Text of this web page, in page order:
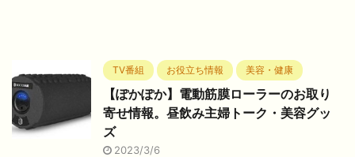
TV番組 お役立ち情報 美容・健康
【ぽかぽか】電動筋膜ローラーのお取り
寄せ情報。昼飲み主婦トーク・美容グッ
ズ
2023/3/6